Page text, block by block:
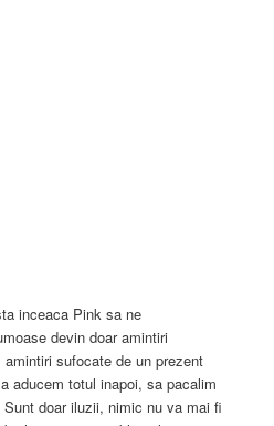
inceaca Pink sa ne
devin doar amintiri
sufocate de un prezent
aducem totul inapoi, sa pacalim
doar iluzii, nimic nu va mai fi